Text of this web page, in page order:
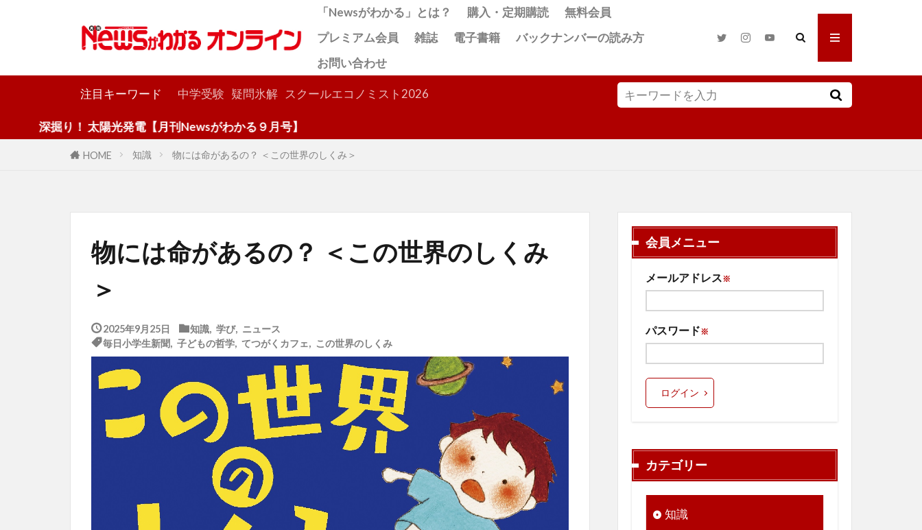
「Newsがわかる」とは？ 購入・定期購読
無料会員
プレミアム会員
雑誌 電子書籍
バックナンバーの読み方
お問い合わせ
注目キーワード 中学受験 疑問氷解 スクールエコノミスト2026
！ 太陽光発電【月刊Newsがわかる９月号】
HOME 知識 物には命があるの？ ＜この世界のしくみ＞
物には命があるの？ ＜この世界のしくみ
＞
2025年9月25日 知識 学び,
ニュース
毎日小学生新聞
子どもの哲学, てつがくカフェ この世界のしくみ
会員メニュー
メールアドレス※
パスワード※
ログイン
カテゴリー
知識
検索